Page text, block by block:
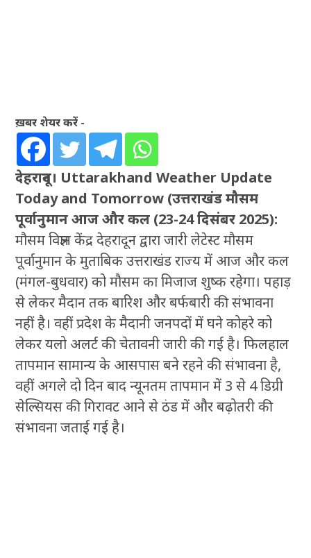
ख़बर शेयर करें -
देहरादून। Uttarakhand Weather Update
Today and Tomorrow (उत्तराखंड मौसम
पूर्वानुमान आज और कल (23-24 दिसंबर 2025):
मौसम विज्ञान केंद्र देहरादून द्वारा जारी लेटेस्ट मौसम
पूर्वानुमान के मुताबिक उत्तराखंड राज्य में आज और कल
(मंगल-बुधवार) को मौसम का मिजाज शुष्क रहेगा। पहाड़
से लेकर मैदान तक बारिश और बर्फबारी की संभावना
नहीं है। वहीं प्रदेश के मैदानी जनपदों में घने कोहरे को
लेकर यलो अलर्ट की चेतावनी जारी की गई है। फिलहाल
तापमान सामान्य के आसपास बने रहने की संभावना है,
वहीं अगले दो दिन बाद न्यूनतम तापमान में 3 से 4 डिग्री
सेल्सियस की गिरावट आने से ठंड में और बढ़ोतरी की
संभावना जताई गई है।